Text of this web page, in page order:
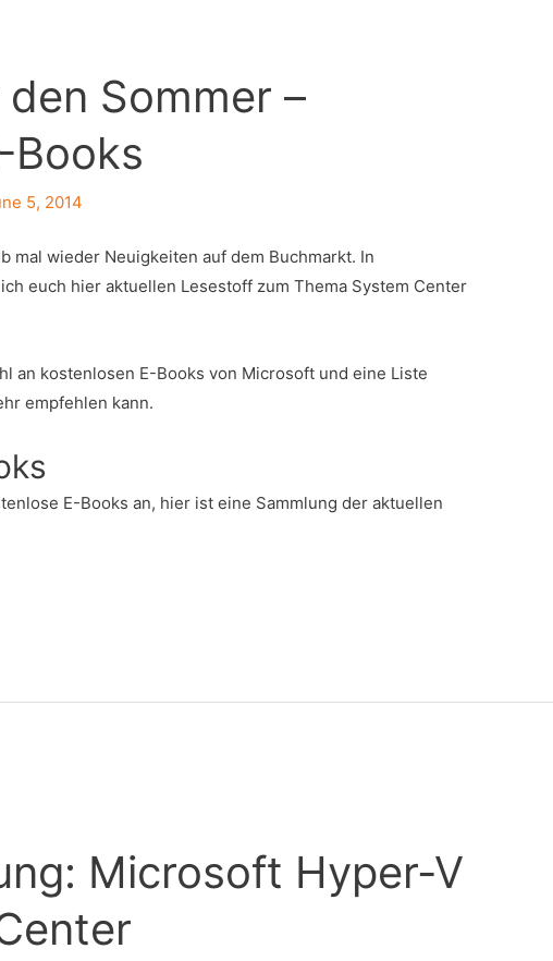
Sommer –
Books
5, 2014
mal wieder Neuigkeiten auf dem Buchmarkt. In
euch hier aktuellen Lesestoff zum Thema System Center
an kostenlosen E-Books von Microsoft und eine Liste
empfehlen kann.
E-Books an, hier ist eine Sammlung der aktuellen
Microsoft Hyper-V